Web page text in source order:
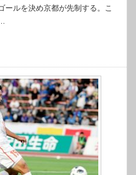
ールを決め京都が先制する。こ